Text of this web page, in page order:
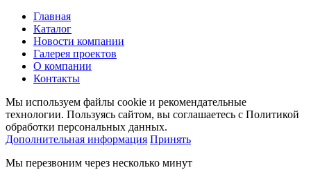
Главная
Каталог
Новости компании
Галерея проектов
О компании
Контакты
Мы используем файлы cookie и рекомендательные
технологии. Пользуясь сайтом, вы соглашаетесь с Политикой
обработки персональных данных.
Дополнительная информация Принять
Мы перезвоним через несколько минут